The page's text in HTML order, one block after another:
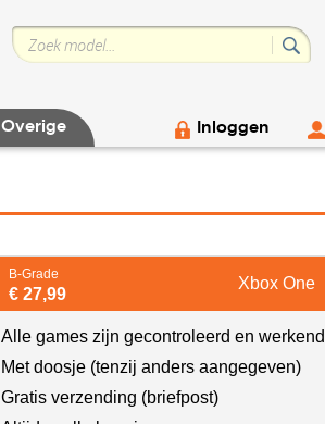
Overige Inloggen
B-Grade
€ 27,99
Xbox One |
Alle games zijn gecontroleerd en werkend
Met doosje (tenzij anders aangegeven)
Gratis verzending (briefpost)